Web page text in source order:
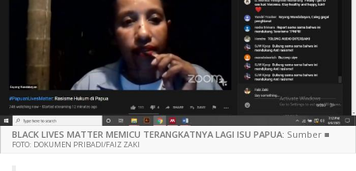
BLACK LIVES MATTER MEMICU TERANGKATNYA LAGI ISU PAPUA: Sumber ■
FOTO: DOKUMEN PRIBADI/FAIZ ZAKI